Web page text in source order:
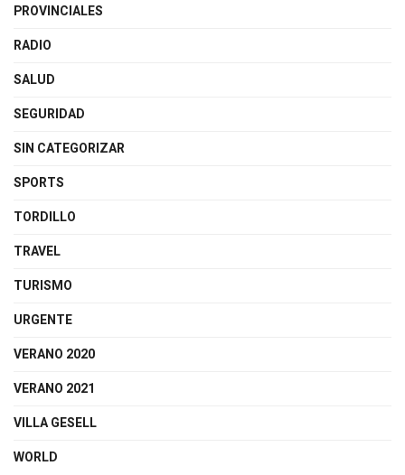
PROVINCIALES
RADIO
SALUD
SEGURIDAD
SIN CATEGORIZAR
SPORTS
TORDILLO
TRAVEL
TURISMO
URGENTE
VERANO 2020
VERANO 2021
VILLA GESELL
WORLD